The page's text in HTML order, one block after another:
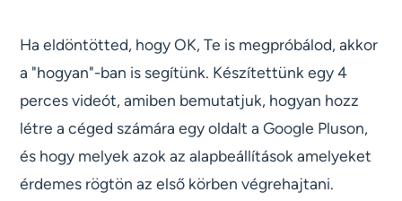
Ha eldöntötted, hogy OK, Te is megpróbálod, akkor
a "hogyan"-ban is segítünk. Készítettünk egy 4
perces videót, amiben bemutatjuk, hogyan hozz
létre a céged számára egy oldalt a Google Pluson,
és hogy melyek azok az alapbeállítások amelyeket
érdemes rögtön az első körben végrehajtani.